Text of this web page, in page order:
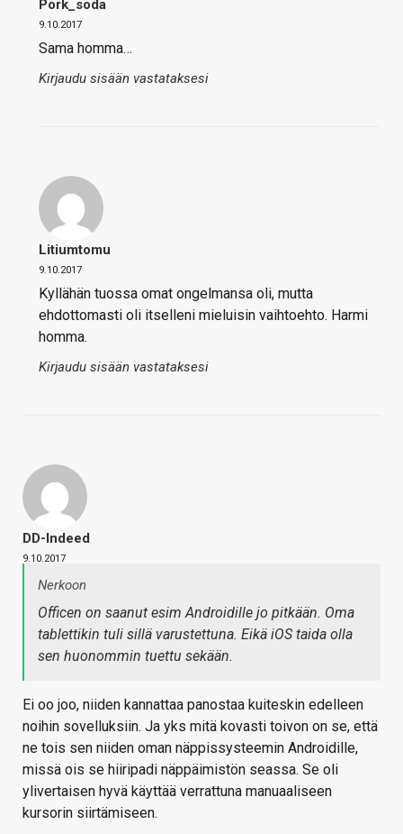
Pork_soda
9.10.2017
Sama homma…
Kirjaudu sisään vastataksesi
Litiumtomu
9.10.2017
Kyllähän tuossa omat ongelmansa oli, mutta
ehdottomasti oli itselleni mieluisin vaihtoehto. Harmi
homma.
Kirjaudu sisään vastataksesi
DD-Indeed
9.10.2017
Nerkoon
Officen on saanut esim Androidille jo pitkään. Oma
tablettikin tuli sillä varustettuna. Eikä iOS taida olla
sen huonommin tuettu sekään.
Ei oo joo, niiden kannattaa panostaa kuiteskin edelleen
noihin sovelluksiin. Ja yks mitä kovasti toivon on se, että
ne tois sen niiden oman näppissysteemin Androidille,
missä ois se hiiripadi näppäimistön seassa. Se oli
ylivertaisen hyvä käyttää verrattuna manuaaliseen
kursorin siirtämiseen.